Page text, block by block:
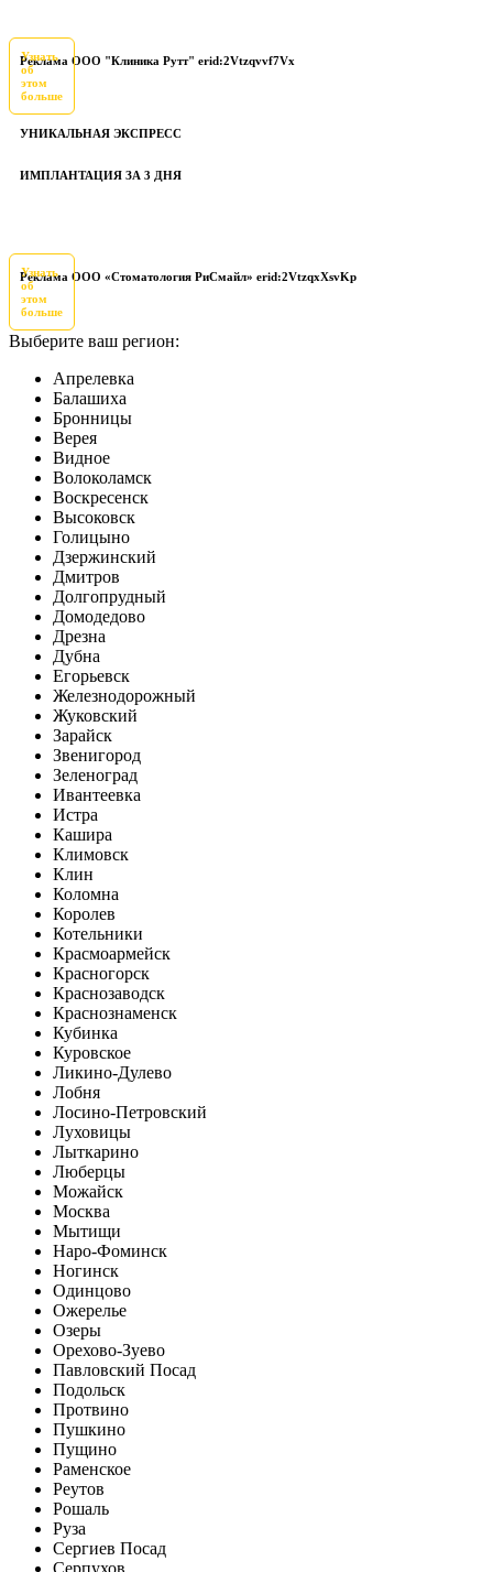
Реклама ООО "Клиника Рутт" erid:2Vtzqvvf7Vx
Узнать
об
этом
больше
УНИКАЛЬНАЯ ЭКСПРЕСС
ИМПЛАНТАЦИЯ ЗА 3 ДНЯ
Реклама ООО «Стоматология РиСмайл» erid:2VtzqxXsvKp
Узнать
об
этом
больше
Выберите ваш регион:
Апрелевка
Балашиха
Бронницы
Верея
Видное
Волоколамск
Воскресенск
Высоковск
Голицыно
Дзержинский
Дмитров
Долгопрудный
Домодедово
Дрезна
Дубна
Егорьевск
Железнодорожный
Жуковский
Зарайск
Звенигород
Зеленоград
Ивантеевка
Истра
Кашира
Климовск
Клин
Коломна
Королев
Котельники
Красмоармейск
Красногорск
Краснозаводск
Краснознаменск
Кубинка
Куровское
Ликино-Дулево
Лобня
Лосино-Петровский
Луховицы
Лыткарино
Люберцы
Можайск
Москва
Мытищи
Наро-Фоминск
Ногинск
Одинцово
Ожерелье
Озеры
Орехово-Зуево
Павловский Посад
Подольск
Протвино
Пушкино
Пущино
Раменское
Реутов
Рошаль
Руза
Сергиев Посад
Серпухов